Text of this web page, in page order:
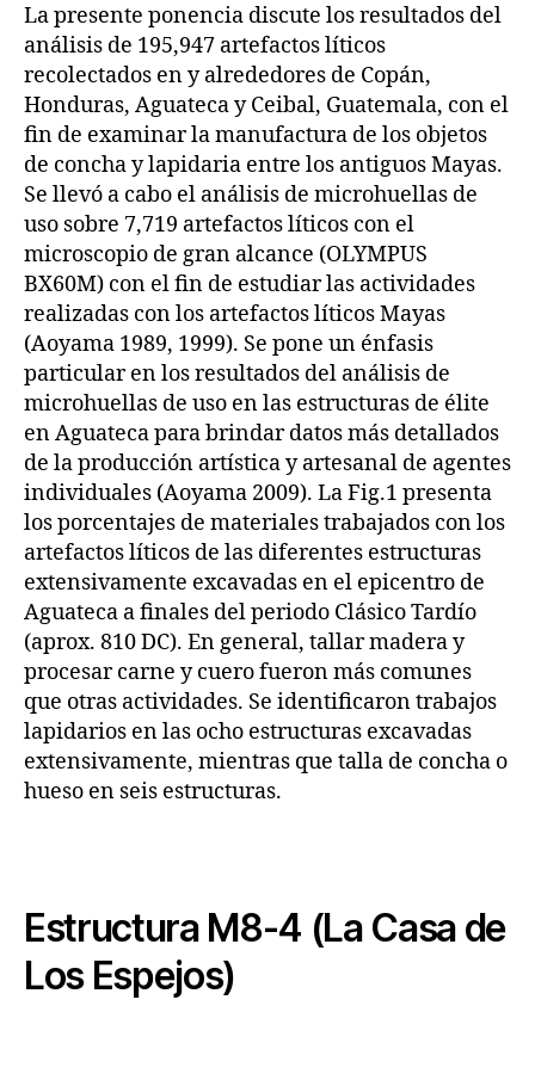
La presente ponencia discute los resultados del
análisis de 195,947 artefactos líticos
recolectados en y alrededores de Copán,
Honduras, Aguateca y Ceibal, Guatemala, con el
fin de examinar la manufactura de los objetos
de concha y lapidaria entre los antiguos Mayas.
Se llevó a cabo el análisis de microhuellas de
uso sobre 7,719 artefactos líticos con el
microscopio de gran alcance (OLYMPUS
BX60M) con el fin de estudiar las actividades
realizadas con los artefactos líticos Mayas
(Aoyama 1989, 1999). Se pone un énfasis
particular en los resultados del análisis de
microhuellas de uso en las estructuras de élite
en Aguateca para brindar datos más detallados
de la producción artística y artesanal de agentes
individuales (Aoyama 2009). La Fig.1 presenta
los porcentajes de materiales trabajados con los
artefactos líticos de las diferentes estructuras
extensivamente excavadas en el epicentro de
Aguateca a finales del periodo Clásico Tardío
(aprox. 810 DC). En general, tallar madera y
procesar carne y cuero fueron más comunes
que otras actividades. Se identificaron trabajos
lapidarios en las ocho estructuras excavadas
extensivamente, mientras que talla de concha o
hueso en seis estructuras.
Estructura M8-4 (La Casa de
Los Espejos)